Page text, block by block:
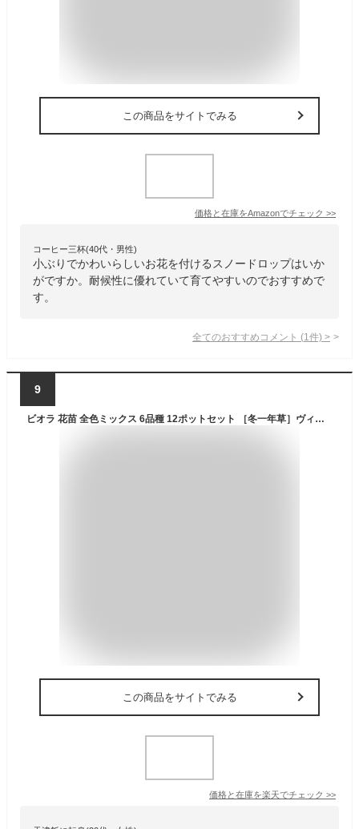
この商品をサイトでみる
価格と在庫をAmazonでチェック >>
コーヒー三杯(40代・男性)
小ぶりでかわいらしいお花を付けるスノードロップはいか
がですか。耐候性に優れていて育てやすいのでおすすめで
す。
全てのおすすめコメント (1 件) >
9
ビオラ 花苗 全色ミックス 6品種 12ポットセット ［冬一年草］ヴィオラ 人気ビオラ生産者 エフェクト Effect 品質重視
この商品をサイトでみる
価格と在庫を楽天でチェック >>